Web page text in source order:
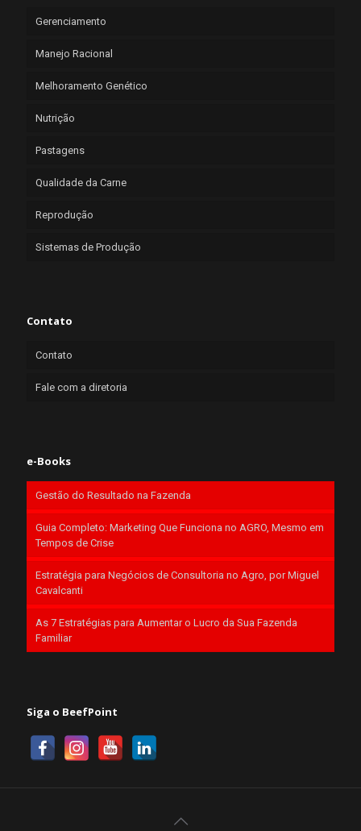
Gerenciamento
Manejo Racional
Melhoramento Genético
Nutrição
Pastagens
Qualidade da Carne
Reprodução
Sistemas de Produção
Contato
Contato
Fale com a diretoria
e-Books
Gestão do Resultado na Fazenda
Guia Completo: Marketing Que Funciona no AGRO, Mesmo em
Tempos de Crise
Estratégia para Negócios de Consultoria no Agro, por Miguel
Cavalcanti
As 7 Estratégias para Aumentar o Lucro da Sua Fazenda
Familiar
Siga o BeefPoint